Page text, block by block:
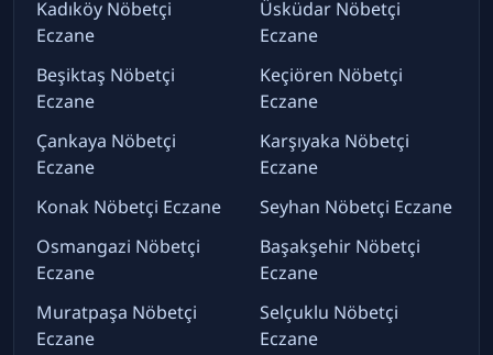
Kadıköy Nöbetçi
Eczane
Beşiktaş Nöbetçi
Eczane
Çankaya Nöbetçi
Eczane
Konak Nöbetçi Eczane
Osmangazi Nöbetçi
Eczane
Muratpaşa Nöbetçi
Eczane
Üsküdar Nöbetçi
Eczane
Keçiören Nöbetçi
Eczane
Karşıyaka Nöbetçi
Eczane
Seyhan Nöbetçi Eczane
Başakşehir Nöbetçi
Eczane
Selçuklu Nöbetçi
Eczane